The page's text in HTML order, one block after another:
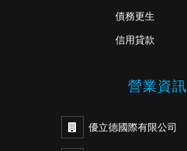
債務更生
信用貸款
營業資訊
優立德國際有限公司